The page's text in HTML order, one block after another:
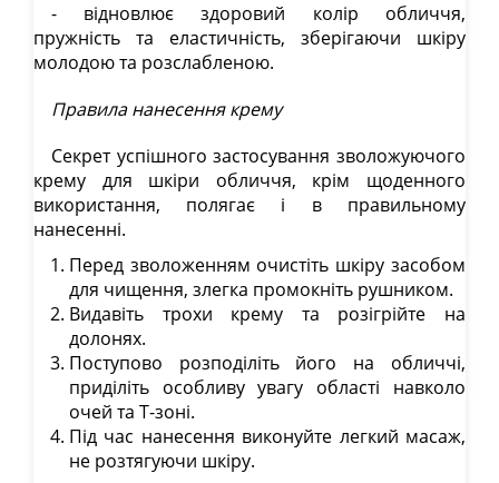
- відновлює здоровий колір обличчя,
пружність та еластичність, зберігаючи шкіру
молодою та розслабленою.
Правила нанесення крему
Секрет успішного застосування зволожуючого
крему для шкіри обличчя, крім щоденного
використання, полягає і в правильному
нанесенні.
Перед зволоженням очистіть шкіру засобом
для чищення, злегка промокніть рушником.
Видавіть трохи крему та розігрійте на
долонях.
Поступово розподіліть його на обличчі,
приділіть особливу увагу області навколо
очей та Т-зоні.
Під час нанесення виконуйте легкий масаж,
не розтягуючи шкіру.